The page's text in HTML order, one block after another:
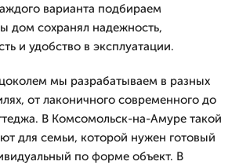
варианта подбираем
дом сохранял надежность,
и удобство в эксплуатации.
мы разрабатываем в разных
от лаконичного современного до
В Комсомольск-на-Амуре такой
для семьи, которой нужен готовый
по форме объект. В